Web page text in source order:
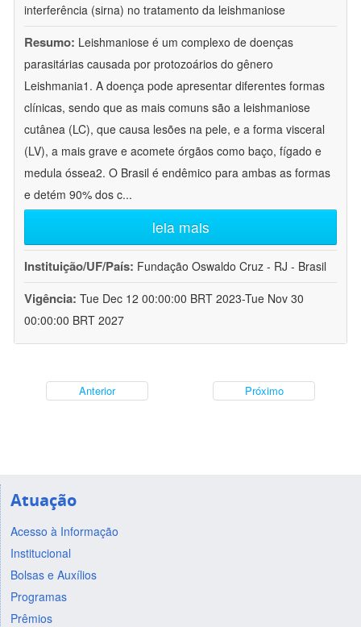
interferência (sirna) no tratamento da leishmaniose
Resumo: Leishmaniose é um complexo de doenças
parasitárias causada por protozoários do gênero
Leishmania1. A doença pode apresentar diferentes formas
clínicas, sendo que as mais comuns são a leishmaniose
cutânea (LC), que causa lesões na pele, e a forma visceral
(LV), a mais grave e acomete órgãos como baço, fígado e
medula óssea2. O Brasil é endêmico para ambas as formas
e detém 90% dos c...
leia mais
Instituição/UF/País: Fundação Oswaldo Cruz - RJ - Brasil
Vigência: Tue Dec 12 00:00:00 BRT 2023-Tue Nov 30
00:00:00 BRT 2027
Anterior Próximo
Atuação
Acesso à Informação
Institucional
Bolsas e Auxílios
Programas
Prêmios